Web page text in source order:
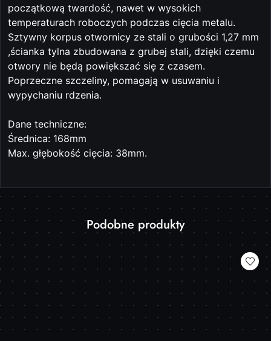
początkową twardość, nawet w wysokich
temperaturach roboczych podczas cięcia metalu.
Sztywny korpus otwornicy ze stali o grubości 1,27 mm
,ścianka tylna zbudowana z grubej stali, dzięki czemu
otwory nie będą powiększać się z czasem.
Poprzeczne szczeliny, pomagają w usuwaniu i
wypychaniu rdzenia.
Dane techniczne:
Średnica: 168mm
Max. głębokość cięcia: 38mm.
Pomiń karuzelę produktów
Produkty
statusie:
Podobne produkty